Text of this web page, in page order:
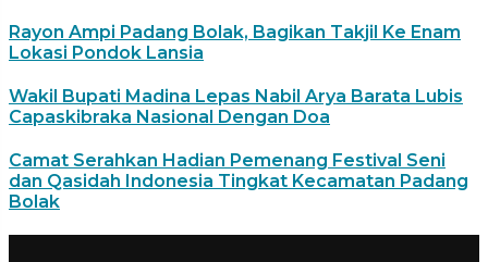
Rayon Ampi Padang Bolak, Bagikan Takjil Ke Enam
Lokasi Pondok Lansia
Wakil Bupati Madina Lepas Nabil Arya Barata Lubis
Capaskibraka Nasional Dengan Doa
Camat Serahkan Hadian Pemenang Festival Seni
dan Qasidah Indonesia Tingkat Kecamatan Padang
Bolak